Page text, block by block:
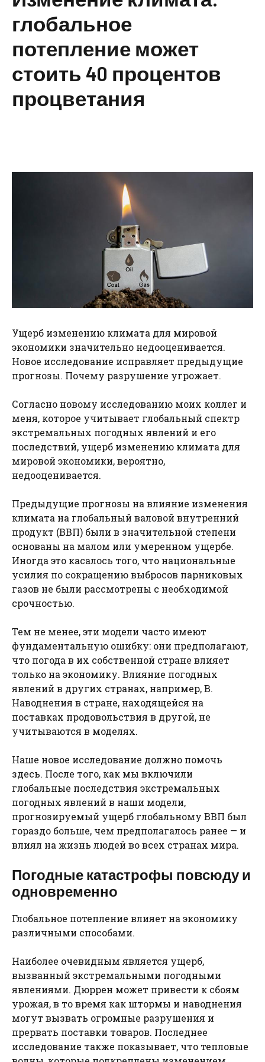
глобальное
потепление может
стоить 40 процентов
процветания
Ущерб изменению климата для мировой
экономики значительно недооценивается.
Новое исследование исправляет предыдущие
прогнозы. Почему разрушение угрожает.
Согласно новому исследованию моих коллег и
меня, которое учитывает глобальный спектр
экстремальных погодных явлений и его
последствий, ущерб изменению климата для
мировой экономики, вероятно,
недооценивается.
Предыдущие прогнозы на влияние изменения
климата на глобальный валовой внутренний
продукт (ВВП) были в значительной степени
основаны на малом или умеренном ущербе.
Иногда это касалось того, что национальные
усилия по сокращению выбросов парниковых
газов не были рассмотрены с необходимой
срочностью.
Тем не менее, эти модели часто имеют
фундаментальную ошибку: они предполагают,
что погода в их собственной стране влияет
только на экономику. Влияние погодных
явлений в других странах, например, B.
Наводнения в стране, находящейся на
поставках продовольствия в другой, не
учитываются в моделях.
Наше новое исследование должно помочь
здесь. После того, как мы включили
глобальные последствия экстремальных
погодных явлений в наши модели,
прогнозируемый ущерб глобальному ВВП был
гораздо больше, чем предполагалось ранее — и
влиял на жизнь людей во всех странах мира.
Погодные катастрофы повсюду и
одновременно
Глобальное потепление влияет на экономику
различными способами.
Наиболее очевидным является ущерб,
вызванный экстремальными погодными
явлениями. Дюррен может привести к сбоям
урожая, в то время как штормы и наводнения
могут вызвать огромные разрушения и
прервать поставки товаров. Последнее
исследование также показывает, что тепловые